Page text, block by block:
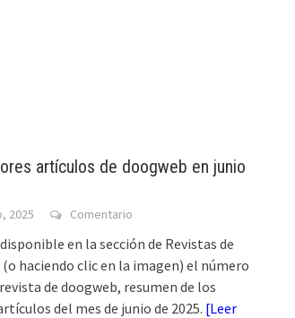
artículos de doogweb en junio
2025 Comentario
en la sección de Revistas de
haciendo clic en la imagen) el número
de doogweb, resumen de los
del mes de junio de 2025. [Leer